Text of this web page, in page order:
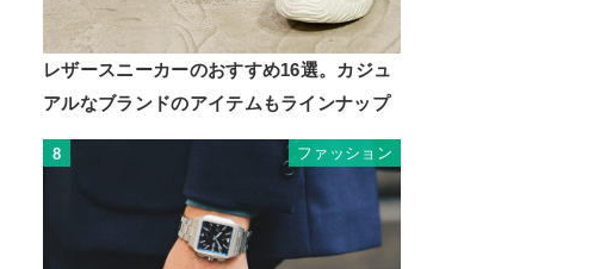
レザースニーカーのおすすめ16選。カジュ
アルなブランドのアイテムもラインナップ
8 ファッション